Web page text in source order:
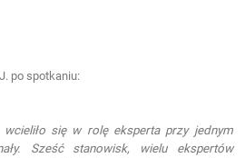
po spotkaniu:
się w rolę eksperta przy jednym
Sześć stanowisk, wielu ekspertów